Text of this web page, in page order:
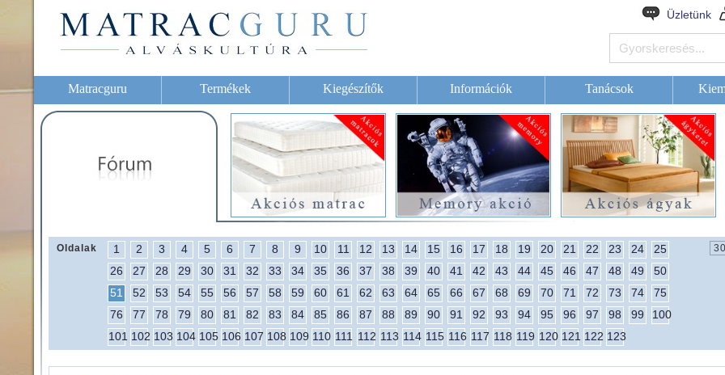
Üzletünk
Matracguru Termékek Kiegészítők Információk Tanácsok
Oldalak 1 2 3 4 5 6 7 8 9 10 11 12 13 14 15 16 17 18 19 20 21 22 23 24
25
26
27 28 29 30 31 32 33 34 35 36 37 38 39 40 41 42 43 44 45 46 47 48 49
50
51
52 53 54 55 56 57 58 59 60 61 62 63 64 65 66 67 68 69 70 71 72 73 74
75
76
77 78 79 80 81 82 83 84 85 86 87 88 89 90 91 92 93 94 95 96 97 98 99
100
101 102 103 104 105 106 107 108 109 110 111 112 113 114 115 116 117 118 119 120 121 122 123